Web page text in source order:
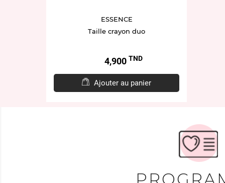
ESSENCE
Taille crayon duo
Prix4,900 TND
Ajouter au panier